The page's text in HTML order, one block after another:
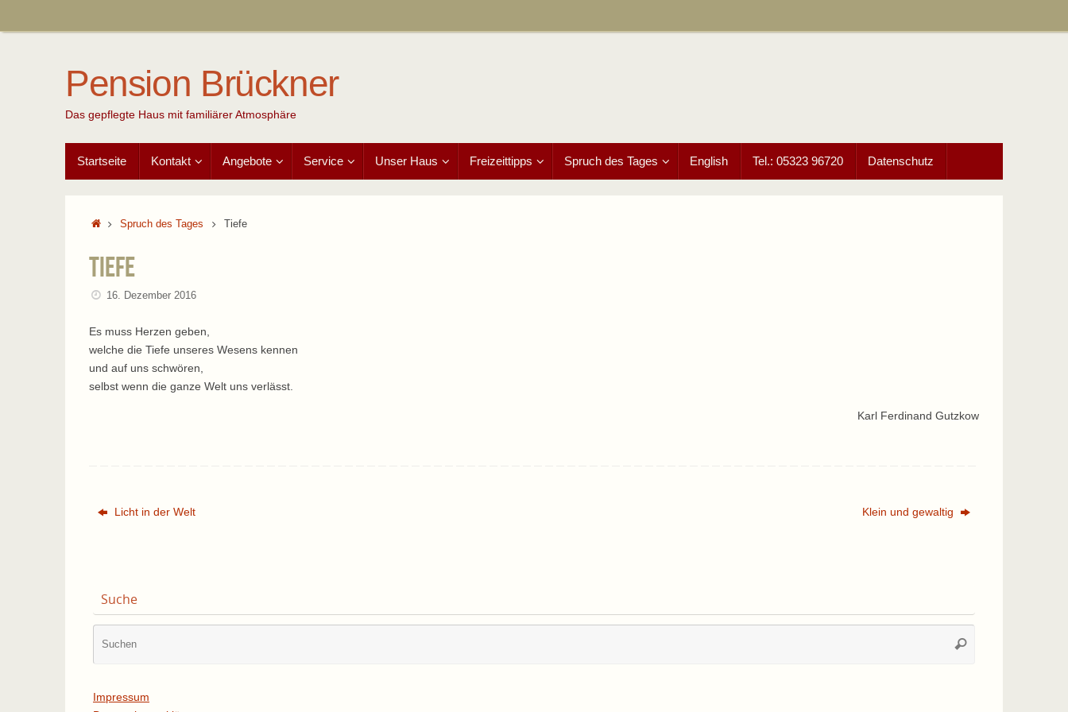
Pension Brückner
Das gepflegte Haus mit familiärer Atmosphäre
Inhalt
springen
Startseite Kontakt Angebote Service Unser Haus Freizeittipps Spruch des Tages English Tel.: 05323 96720 Datenschutz
StartSpruch des Tages Tiefe
Tiefe
16. Dezember 2016
Es muss Herzen geben,
welche die Tiefe unseres Wesens kennen
und auf uns schwören,
selbst wenn die ganze Welt uns verlässt.
Karl Ferdinand Gutzkow
Licht in der Welt Klein und gewaltig
Suche
Suchen
Impressum